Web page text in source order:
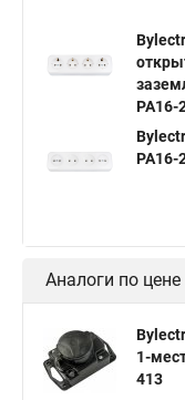
РА16-
РА16-
Аналоги по цене
1-
413